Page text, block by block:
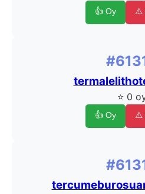
👍 Oy ⚠️
⭐ 0
👍 Oy ⚠️